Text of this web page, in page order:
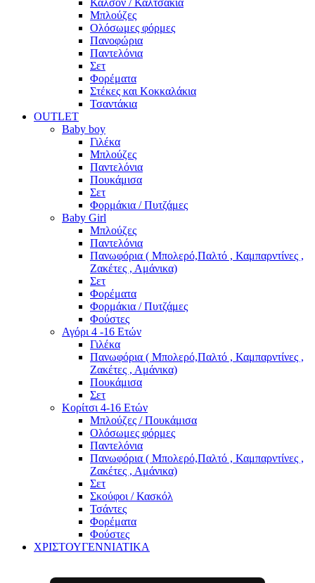
Μπλούζες
Ολόσωμες φόρμες
Πανοφώρια
Παντελόνια
Σετ
Φορέματα
Στέκες και Κοκκαλάκια
Τσαντάκια
OUTLET
Baby boy
Γιλέκα
Μπλούζες
Παντελόνια
Πουκάμισα
Σετ
Φορμάκια / Πυτζάμες
Baby Girl
Μπλούζες
Παντελόνια
Πανωφόρια ( Μπολερό,Παλτό , Καμπαρντίνες ,
Ζακέτες , Αμάνικα)
Σετ
Φορέματα
Φορμάκια / Πυτζάμες
Φούστες
Αγόρι 4 -16 Ετών
Γιλέκα
Πανωφόρια ( Μπολερό,Παλτό , Καμπαρντίνες ,
Ζακέτες , Αμάνικα)
Πουκάμισα
Σετ
Κορίτσι 4-16 Ετών
Μπλούζες / Πουκάμισα
Ολόσωμες φόρμες
Παντελόνια
Πανωφόρια ( Μπολερό,Παλτό , Καμπαρντίνες ,
Ζακέτες , Αμάνικα)
Σετ
Σκούφοι / Κασκόλ
Τσάντες
Φορέματα
Φούστες
ΧΡΙΣΤΟΥΓΕΝΝΙΑΤΙΚΑ